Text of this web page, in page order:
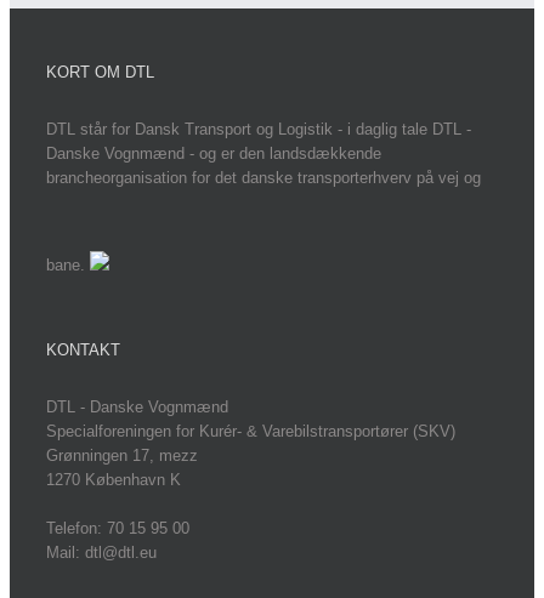
KORT OM DTL
DTL står for Dansk Transport og Logistik - i daglig tale DTL -
Danske Vognmænd - og er den landsdækkende
brancheorganisation for det danske transporterhverv på vej og
bane.
KONTAKT
DTL - Danske Vognmænd
Specialforeningen for Kurér- & Varebilstransportører (SKV)
Grønningen 17, mezz
1270 København K
Telefon: 70 15 95 00
Mail: dtl@dtl.eu